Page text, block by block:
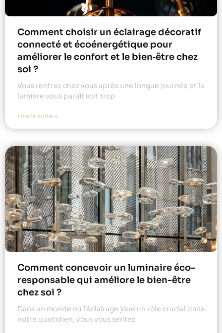
Comment choisir un éclairage décoratif
connecté et écoénergétique pour
améliorer le confort et le bien‑être chez
soi ?
Vous rentrez chez vous après une longue journée et la
lumière vous paraît soit trop
Lire la suite »
Comment concevoir un luminaire éco-
responsable qui améliore le bien-être
chez soi ?
Dans un monde où l’éclairage joue un rôle crucial dans
notre quotidien, vous vous sentez